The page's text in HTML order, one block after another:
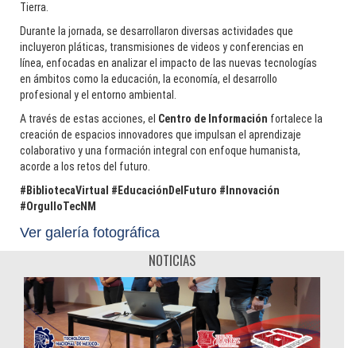
Tierra.
Durante la jornada, se desarrollaron diversas actividades que
incluyeron pláticas, transmisiones de videos y conferencias en
línea, enfocadas en analizar el impacto de las nuevas tecnologías
en ámbitos como la educación, la economía, el desarrollo
profesional y el entorno ambiental.
A través de estas acciones, el Centro de Información fortalece la
creación de espacios innovadores que impulsan el aprendizaje
colaborativo y una formación integral con enfoque humanista,
acorde a los retos del futuro.
#BibliotecaVirtual #EducaciónDelFuturo #Innovación
#OrgulloTecNM
Ver galería fotográfica
NOTICIAS
Rodolfo Baylón: La curiosidad como motor de una trayectoria
sin fronteras